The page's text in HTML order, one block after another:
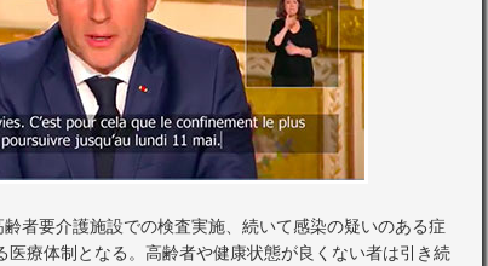
者要介護施設での検査実施、続いて感染の疑いのある症
医療体制となる。高齢者や健康状態が良くない者は引き続